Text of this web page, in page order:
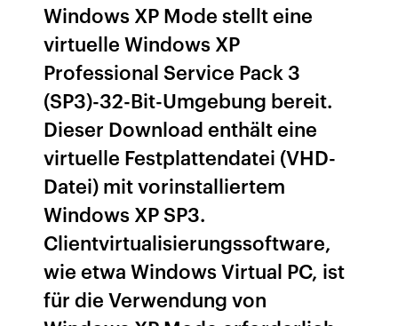
Windows XP Mode stellt eine
virtuelle Windows XP
Professional Service Pack 3
(SP3)-32-Bit-Umgebung bereit.
Dieser Download enthält eine
virtuelle Festplattendatei (VHD-
Datei) mit vorinstalliertem
Windows XP SP3.
Clientvirtualisierungssoftware,
wie etwa Windows Virtual PC, ist
für die Verwendung von